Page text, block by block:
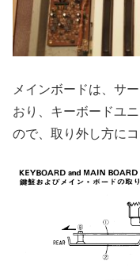
メインボードは、サ
おり、キーボードユ
ので、取り外し方にコ